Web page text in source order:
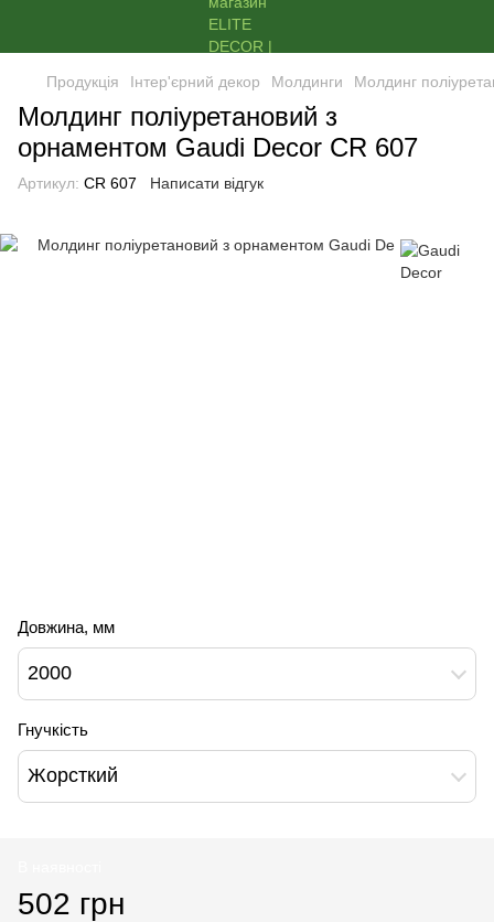
Продукція Інтер'єрний декор Молдинги Молдинг
Молдинг поліуретановий з
орнаментом Gaudi Decor CR 607
Артикул: CR 607 Написати відгук
Довжина, мм
2000
Гнучкість
Жорсткий
502 грн